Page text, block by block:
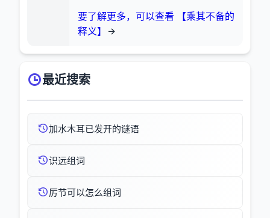
要了解更多，可以查看 【乘其不备的
释义】
最近搜索
加水木耳已发开的谜语
识远组词
厉节可以怎么组词